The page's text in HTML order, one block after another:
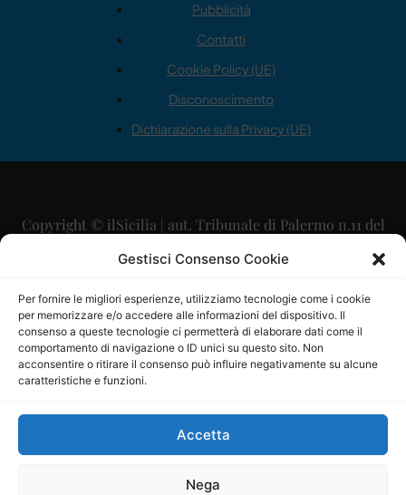
Gestisci Consenso Cookie
Per fornire le migliori esperienze, utilizziamo tecnologie come i cookie
per memorizzare e/o accedere alle informazioni del dispositivo. Il
consenso a queste tecnologie ci permetterà di elaborare dati come il
comportamento di navigazione o ID unici su questo sito. Non
acconsentire o ritirare il consenso può influire negativamente su alcune
caratteristiche e funzioni.
Accetta
Nega
Pubblicità
Contatti
Cookie Policy (UE)
Disconoscimento
Dichiarazione sulla Privacy (UE)
Copyright © ilSicilia | aut. Tribunale di Palermo n.11 del
29/09/2015
Direttore Editoriale: Maurizio Scaglione
Direttore Responsabile: Maria Calabrese
P.IVA: 06334930820
Mercurio Comunicazione Società Cooperativa a r.l. è
iscritta al Registro degli Operatori di Comunicazione al